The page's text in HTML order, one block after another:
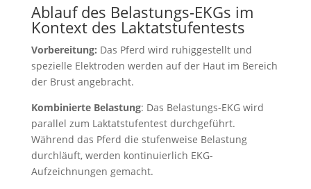
Ablauf des Belastungs-EKGs im
Kontext des Laktatstufentests
Vorbereitung: Das Pferd wird ruhiggestellt und
spezielle Elektroden werden auf der Haut im Bereich
der Brust angebracht.
Kombinierte Belastung: Das Belastungs-EKG wird
parallel zum Laktatstufentest durchgeführt.
Während das Pferd die stufenweise Belastung
durchläuft, werden kontinuierlich EKG-
Aufzeichnungen gemacht.